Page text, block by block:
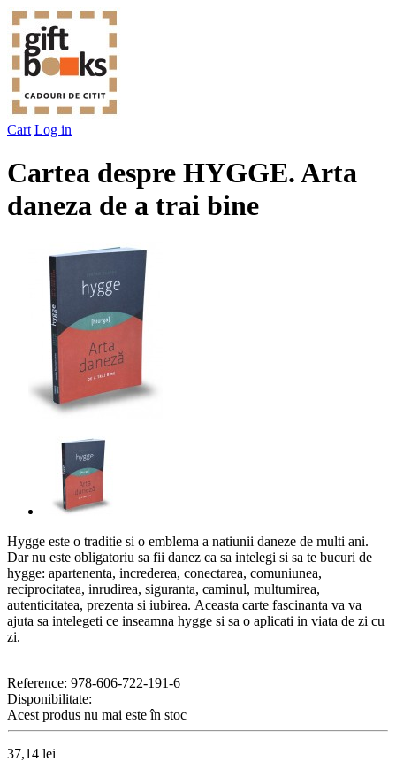
Cart Log in
Cartea despre HYGGE. Arta
daneza de a trai bine
Hygge este o traditie si o emblema a natiunii daneze de multi ani.
Dar nu este obligatoriu sa fii danez ca sa intelegi si sa te bucuri de
hygge: apartenenta, increderea, conectarea, comuniunea,
reciprocitatea, inrudirea, siguranta, caminul, multumirea,
autenticitatea, prezenta si iubirea. Aceasta carte fascinanta va va
ajuta sa intelegeti ce inseamna hygge si sa o aplicati in viata de zi cu
zi.
Reference: 978-606-722-191-6
Disponibilitate:
Acest produs nu mai este în stoc
37,14 lei